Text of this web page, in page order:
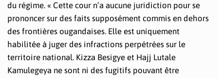
du régime. « Cette cour n’a aucune juridiction pour se
prononcer sur des faits supposément commis en dehors
des frontières ougandaises. Elle est uniquement
habilitée à juger des infractions perpétrées sur le
territoire national. Kizza Besigye et Hajj Lutale
Kamulegeya ne sont ni des fugitifs pouvant être